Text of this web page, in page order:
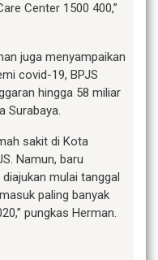
Center 1500 400,”
juga menyampaikan
covid-19, BPJS
hingga 58 miliar
Surabaya.
sakit di Kota
Namun, baru
mulai tanggal
paling banyak
pungkas Herman.